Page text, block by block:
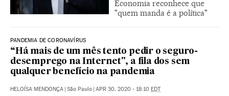
Economia reconhece que
"quem manda é a política"
PANDEMIA DE CORONAVÍRUS
“Há mais de um mês tento pedir o seguro-
desemprego na Internet", a fila dos sem
qualquer benefício na pandemia
HELOÍSA MENDONÇA | São Paulo | APR 30, 2020 - 18:10 EDT